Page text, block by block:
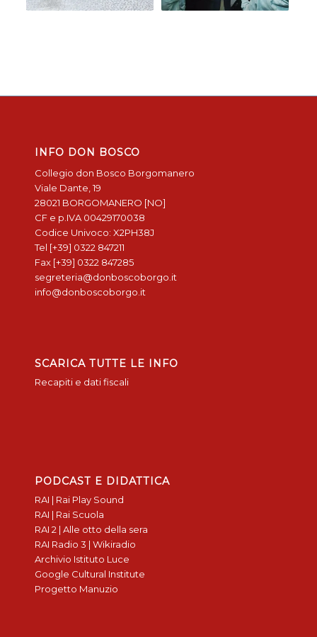
INFO DON BOSCO
Collegio don Bosco Borgomanero
Viale Dante, 19
28021 BORGOMANERO [NO]
CF e p.IVA 00429170038
Codice Univoco: X2PH38J
Tel [+39] 0322 847211
Fax [+39] 0322 847285
segreteria@donboscoborgo.it
info@donboscoborgo.it
SCARICA TUTTE LE INFO
Recapiti e dati fiscali
PODCAST E DIDATTICA
RAI | Rai Play Sound
RAI | Rai Scuola
RAI 2 | Alle otto della sera
RAI Radio 3 | Wikiradio
Archivio Istituto Luce
Google Cultural Institute
Progetto Manuzio